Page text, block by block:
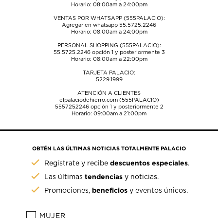
Horario: 08:00am a 24:00pm
VENTAS POR WHATSAPP (555PALACIO):
Agregar en whatsapp 55.5725.2246
Horario: 08:00am a 24:00pm
PERSONAL SHOPPING (555PALACIO):
55.5725.2246opción 1 y posteriormente 3
Horario: 08:00am a 22:00pm
TARJETA PALACIO:
5229.1999
ATENCIÓN A CLIENTES
elpalaciodehierro.com (555PALACIO)
5557252246opción 1 y posteriormente 2
Horario: 09:00am a 21:00pm
OBTÉN LAS ÚLTIMAS NOTICIAS TOTALMENTE PALACIO
Regístrate y recibedescuentos especiales.
Las últimastendencias y noticias.
Promociones, beneficios y eventos únicos.
MUJER